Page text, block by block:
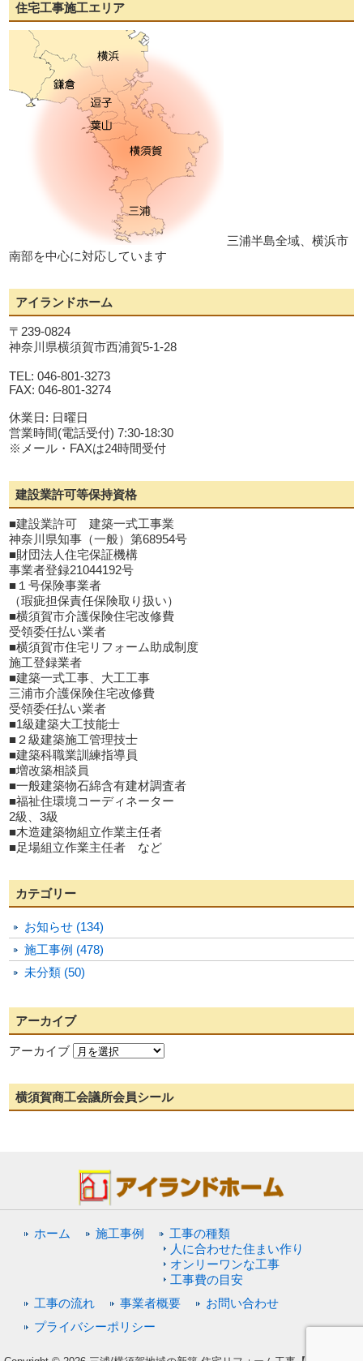
住宅工事施工エリア
三浦半島全域、横浜市
南部を中心に対応しています
アイランドホーム
〒239-0824
神奈川県横須賀市西浦賀5-1-28
TEL: 046-801-3273
FAX: 046-801-3274
休業日: 日曜日
営業時間(電話受付) 7:30-18:30
※メール・FAXは24時間受付
建設業許可等保持資格
■建設業許可 建築一式工事業
神奈川県知事（一般）第68954号
■財団法人住宅保証機構
事業者登録21044192号
■１号保険事業者
（瑕疵担保責任保険取り扱い）
■横須賀市介護保険住宅改修費
受領委任払い業者
■横須賀市住宅リフォーム助成制度
施工登録業者
■建築一式工事、大工工事
三浦市介護保険住宅改修費
受領委任払い業者
■1級建築大工技能士
■２級建築施工管理技士
■建築科職業訓練指導員
■増改築相談員
■一般建築物石綿含有建材調査者
■福祉住環境コーディネーター
2級、3級
■木造建築物組立作業主任者
■足場組立作業主任者 など
カテゴリー
お知らせ (134)
施工事例 (478)
未分類 (50)
アーカイブ
アーカイブ
横須賀商工会議所会員シール
ホーム 施工事例
工事の種類
人に合わせた住まい作り
オンリーワンな工事
工事費の目安
工事の流れ
事業者概要
お問い合わせ
プライバシーポリシー